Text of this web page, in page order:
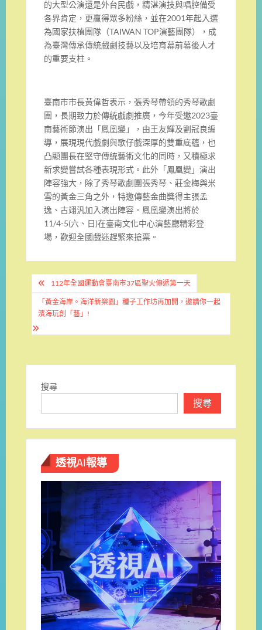
的大型公演還是外台民戲，精湛演技與唱腔備受
各界肯定，更贏得眾多粉絲，並在2001年起入選
為國家扶植團隊（TAIWAN TOP演藝團隊），成
為臺灣傳承傳統戲劇技藝以及培育幕前幕後人才
的重要支柱。
臺南市市長黃偉哲表示，張秀琴帶領的秀琴歌劇
團，長期致力於傳統戲劇推廣，今年受邀2023臺
南藝術節演出「鳳凰變」，由王友輝及劉冠良編
導，展現現代戲劇與歌仔戲深厚的雙重底蘊，也
凸顯團長在堅守傳統藝術文化的同時，又積極求
新求變嘗試各種表現形式。此外「鳳凰變」演出
陣容強大，除了秀琴歌劇團張秀琴、莊金梅與米
雪的黃金三角之外，特邀傳藝金曲獎得主張孟
逸、古翊汎加入演出陣容。鳳凰變演出將於
11/4-5(六、日)在臺南文化中心演藝廳精彩登
場，歡迎全國戲迷趕緊來搶票。
文
章
導
覽
112年全國運動會臺南市37區聖火傳遞第一天
「黃金海岸。海洋新樂園」種子工作坊再加開，邀請你一起
濱海玩創「藝」!
搜尋
搜尋
透視AI報導